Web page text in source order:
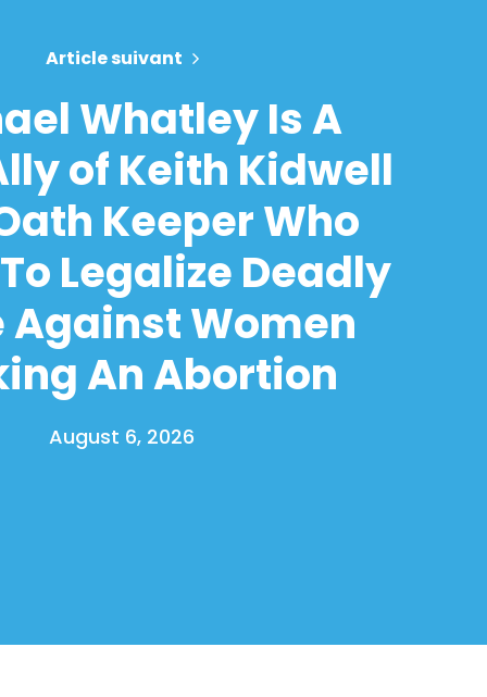
Article suivant
Whatley Is A
of Keith Kidwell
Keeper Who
Legalize Deadly
Against Women
An Abortion
August 6, 2026